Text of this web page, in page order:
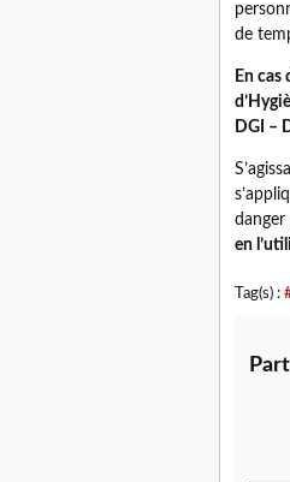
de
En
DGI –
danger
en
Tag(s) :